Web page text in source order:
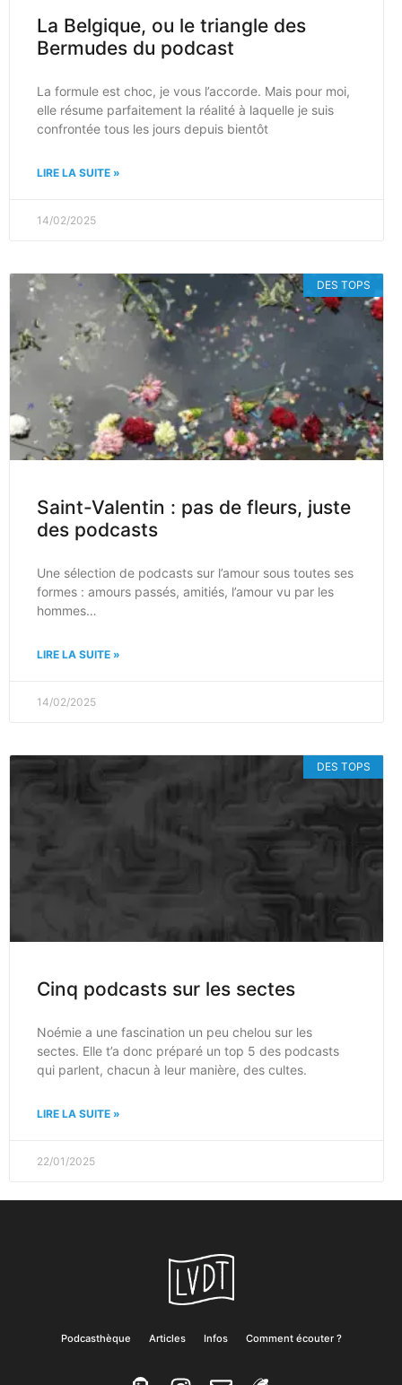
La Belgique, ou le triangle des
Bermudes du podcast
La formule est choc, je vous l’accorde. Mais pour moi,
elle résume parfaitement la réalité à laquelle je suis
confrontée tous les jours depuis bientôt
LIRE LA SUITE »
14/02/2025
DES TOPS
Saint-Valentin : pas de fleurs, juste
des podcasts
Une sélection de podcasts sur l’amour sous toutes ses
formes : amours passés, amitiés, l’amour vu par les
hommes…
LIRE LA SUITE »
14/02/2025
DES TOPS
Cinq podcasts sur les sectes
Noémie a une fascination un peu chelou sur les
sectes. Elle t’a donc préparé un top 5 des podcasts
qui parlent, chacun à leur manière, des cultes.
LIRE LA SUITE »
22/01/2025
Podcasthèque Articles Infos Comment écouter ?